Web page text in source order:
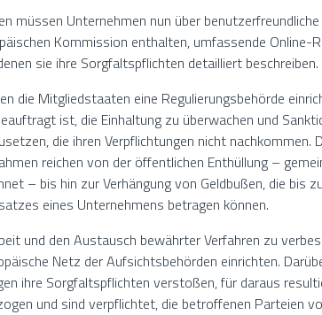
müssen Unternehmen nun über
Kommission enthalten, umfassende Online-
sie ihre Sorgfaltspflichten detailliert beschreiben.
die Mitgliedstaaten eine Regulierungsbehörde
ist, die Einhaltung zu überwachen und
die ihren Verpflichtungen nicht nachkommen.
reichen von der öffentlichen Enthüllung –
– bis hin zur Verhängung von Geldbußen, die bis
eines Unternehmens betragen können.
und den Austausch bewährter Verfahren zu
Netz der Aufsichtsbehörden einrichten.
ihre Sorgfaltspflichten verstoßen, für daraus
und sind verpflichtet, die betroffenen Parteien